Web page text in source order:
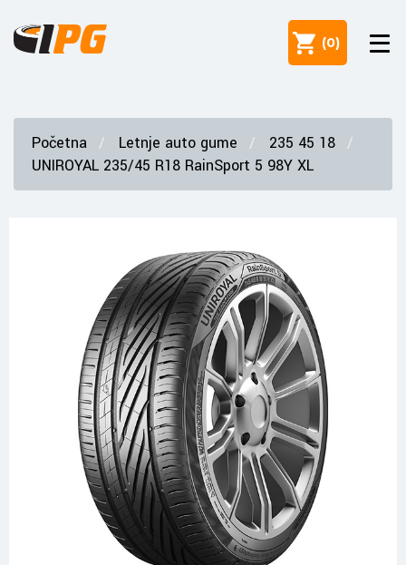
(0)
Početna Letnje auto gume
235 45 18
UNIROYAL 235/45 R18 RainSport 5 98Y XL